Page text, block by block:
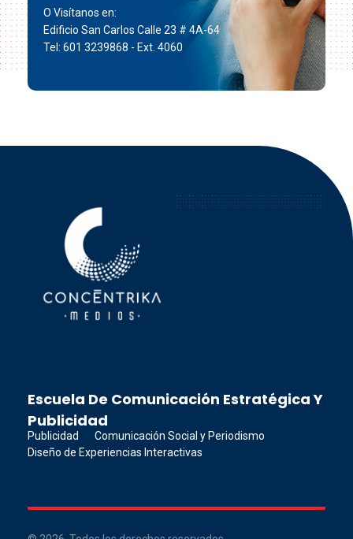
O Visítanos en:
Edificio San Carlos Calle 23 # 4A-64
Tel: 601 3239868 - Ext. 4060
Escuela De Comunicación Estratégica Y
Publicidad
Publicidad
Comunicación Social y Periodismo
Diseño de Experiencias Interactivas